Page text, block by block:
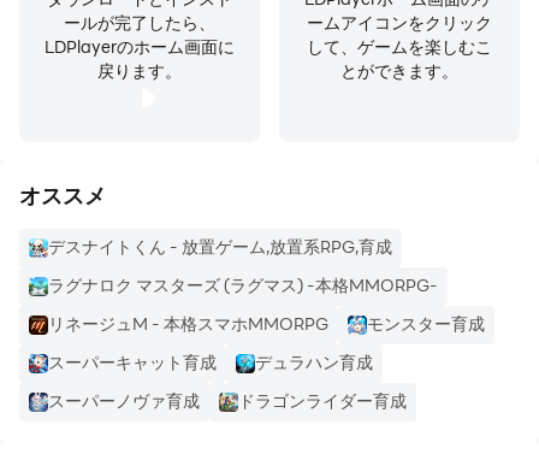
ールが完了したら、
LDPlayerのホーム画面に
戻ります。
ームアイコンをクリック
して、ゲームを楽しむこ
とができます。
オススメ
デスナイトくん - 放置ゲーム,放置系RPG,育成
ラグナロク マスターズ (ラグマス) -本格MMORPG-
リネージュM - 本格スマホMMORPG
モンスター育成
スーパーキャット育成
デュラハン育成
スーパーノヴァ育成
ドラゴンライダー育成